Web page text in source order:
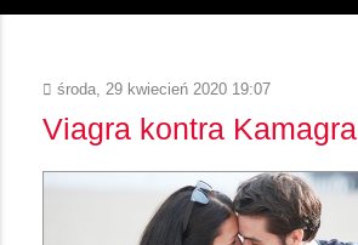
środa, 29 kwiecień 2020 19:07
Viagra kontra Kamagra